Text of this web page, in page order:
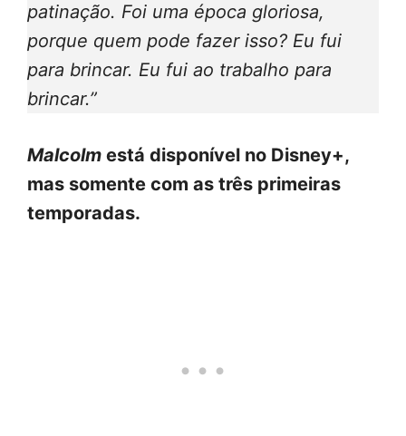
patinação. Foi uma época gloriosa,
porque quem pode fazer isso? Eu fui
para brincar. Eu fui ao trabalho para
brincar.”
Malcolm está disponível no Disney+,
mas somente com as três primeiras
temporadas.